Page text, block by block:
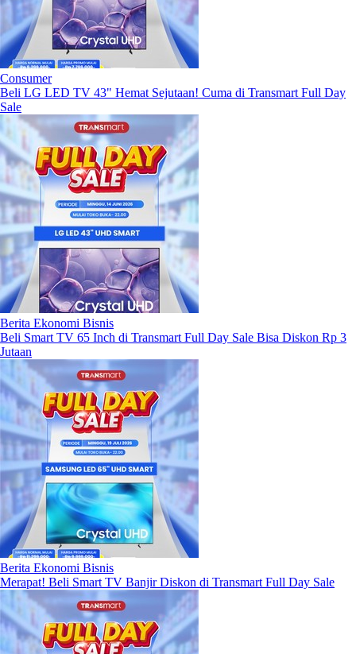
Consumer
Beli LG LED TV 43" Hemat Sejutaan! Cuma di Transmart Full Day
Sale
Berita Ekonomi Bisnis
Beli Smart TV 65 Inch di Transmart Full Day Sale Bisa Diskon Rp 3
Jutaan
Berita Ekonomi Bisnis
Merapat! Beli Smart TV Banjir Diskon di Transmart Full Day Sale